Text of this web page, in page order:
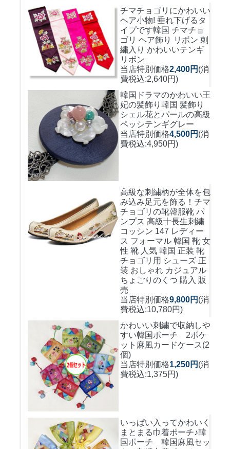
チマチョゴリにかわいい
ヘア小物! 垂れ下げるタ
イプです韓国 チマチョ
ゴリ ヘア飾り リボン 刺
繍入り かわいいテンギ
リボン
当店特別価格2,400円 (消
費税込:2,640円)
韓国ドラマのかわいい王
妃の髪飾り 韓国 髪飾り
シェル花とパールの高級
ペッシテンギグレー
当店特別価格4,500円 (消
費税込:4,950円)
高級な刺繍柄が全体を包
み込み足元を飾る！ チマ
チョゴリの靴韓服靴 パ
ンプス 高級十長生刺繍
コッシン 147 レディー
ス フォーマル 韓国 靴 女
性 靴 人気 韓国 正装 靴
チョゴリ用 シューズ 正
装 おしゃれ カジュアル
ちょごりのくつ 購入 販
売
当店特別価格9,800円 (消
費税込:10,780円)
かわいい刺繍で収納しや
すい韓国ポーチ 2ポケ
ット麻風カードケース(2
個)
当店特別価格1,250円 (消
費税込:1,375円)
いっぱい入ってかわいく
まとまる巾着ポーチ♪韓
国ポーチ 韓国麻風セッ